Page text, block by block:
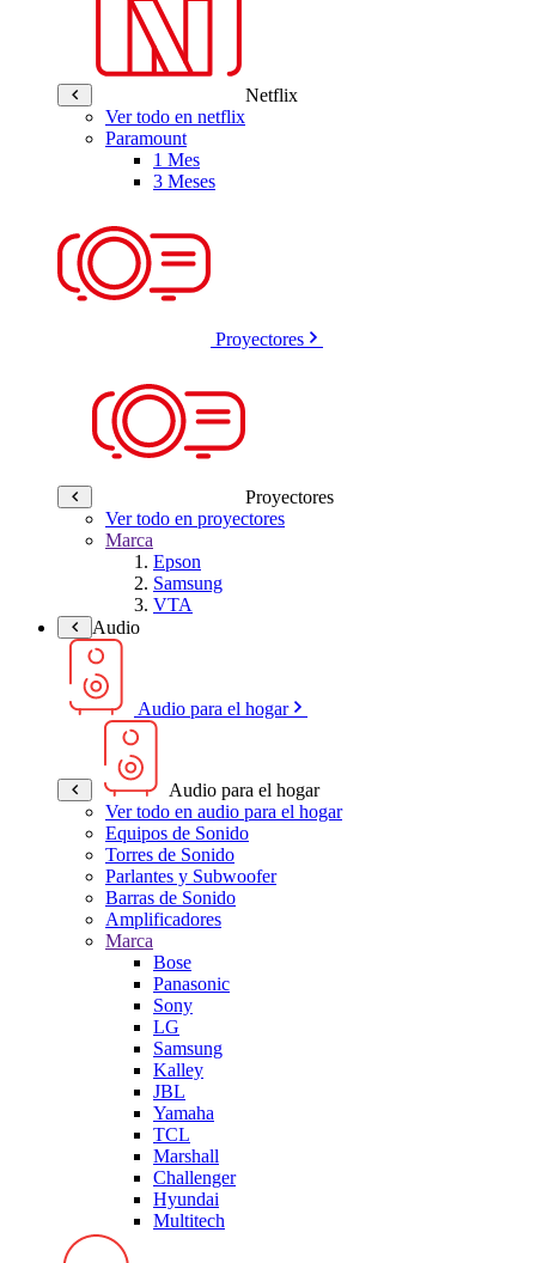
Netflix
Ver todo en netflix
Paramount
1 Mes
3 Meses
Proyectores
Proyectores
Ver todo en proyectores
Marca
Epson
Samsung
VTA
Audio
Audio para el hogar
Audio para el hogar
Ver todo en audio para el hogar
Equipos de Sonido
Torres de Sonido
Parlantes y Subwoofer
Barras de Sonido
Amplificadores
Marca
Bose
Panasonic
Sony
LG
Samsung
Kalley
JBL
Yamaha
TCL
Marshall
Challenger
Hyundai
Multitech